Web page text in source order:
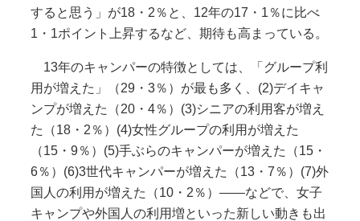
すると思う」が18・2％と、12年の17・1％に比べ
1・1ポイント上昇するなど、期待も高まっている。
13年のキャンパーの特徴としては、「グループ利
用が増えた」（29・3％）が最も多く、(2)デイキャ
ンプが増えた（20・4％）(3)シニアの利用客が増え
た（18・2％）(4)女性グループの利用が増えた
（15・9％）(5)手ぶらのキャンパーが増えた（15・
6％）(6)3世代キャンパーが増えた（13・7％）(7)外
国人の利用が増えた（10・2％）――などで、女子
キャンプや外国人の利用増といった新しい動きも出